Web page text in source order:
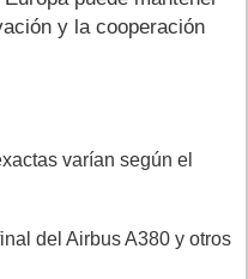
y la cooperación
varían según el
del Airbus A380 y otros